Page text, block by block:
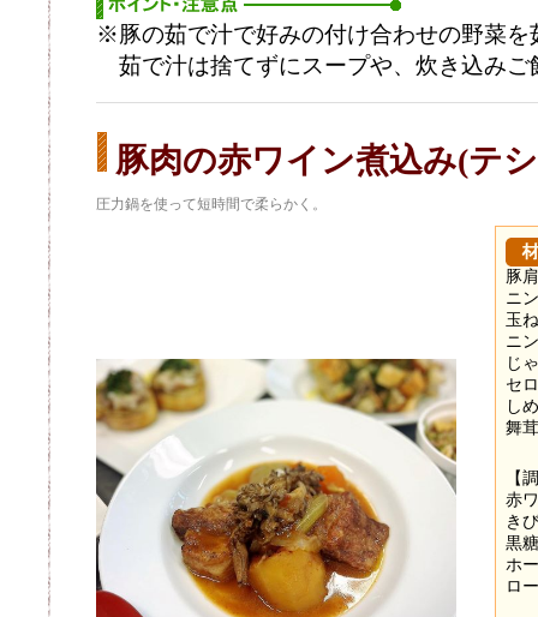
※豚の茹で汁で好みの付け合わせの野菜を
茹で汁は捨てずにスープや、炊き込みご
豚肉の赤ワイン煮込み(テ
圧力鍋を使って短時間で柔らかく。
豚
ニ
玉
ニ
じ
セ
し
舞
【
赤
き
黒
ホ
ロ